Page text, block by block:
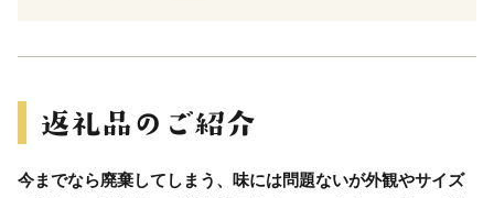
今までなら廃棄してしまう、味には問題ないが外観やサイズ